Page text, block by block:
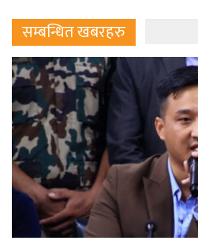
सम्बन्धित खबरहरु